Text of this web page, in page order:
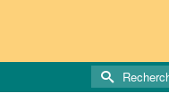
Rechercher :